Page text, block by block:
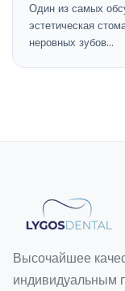
Один из самых
эстетическая
неровных зубов…
Высочайшее
индивидуальным